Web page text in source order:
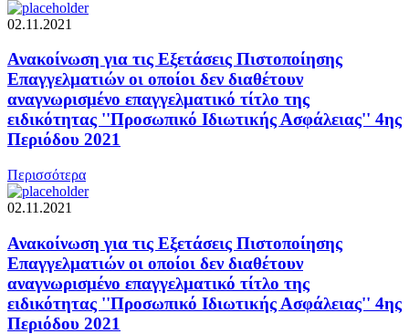
02.11.2021
Ανακοίνωση για τις Εξετάσεις Πιστοποίησης
Επαγγελματιών οι οποίοι δεν διαθέτουν
αναγνωρισμένο επαγγελματικό τίτλο της
ειδικότητας ''Προσωπικό Ιδιωτικής Ασφάλειας'' 4ης
Περιόδου 2021
Περισσότερα
02.11.2021
Ανακοίνωση για τις Εξετάσεις Πιστοποίησης
Επαγγελματιών οι οποίοι δεν διαθέτουν
αναγνωρισμένο επαγγελματικό τίτλο της
ειδικότητας ''Προσωπικό Ιδιωτικής Ασφάλειας'' 4ης
Περιόδου 2021